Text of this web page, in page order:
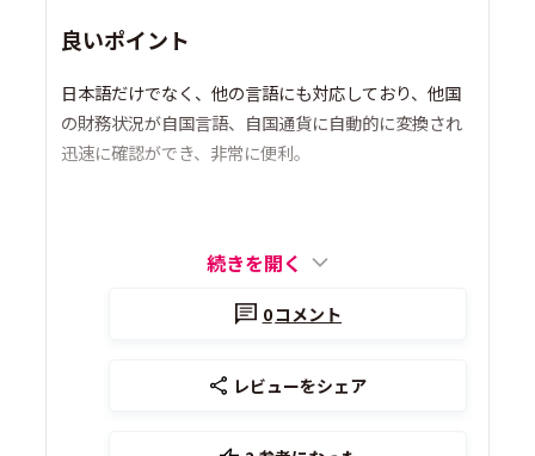
良いポイント
日本語だけでなく、他の言語にも対応しており、他国
の財務状況が自国言語、自国通貨に自動的に変換され
迅速に確認ができ、非常に便利。
続きを開く
0コメント
レビューをシェア